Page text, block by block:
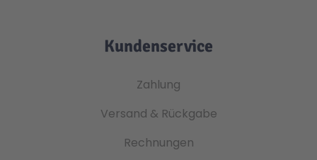
Kundenservice
Zahlung
Versand & Rückgabe
Rechnungen